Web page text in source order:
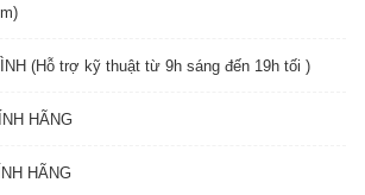
(Hỗ trợ kỹ thuật từ 9h sáng đến 19h tối )
HÃNG
HÃNG